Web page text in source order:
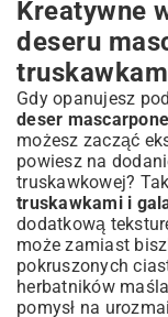
Kreatywne
deseru
Gdy opanujesz
deser
możesz zacząć
powiesz na
truskawkowej?
truskawkami i
dodatkową
może zamiast
pokruszonych
herbatników
pomysł na